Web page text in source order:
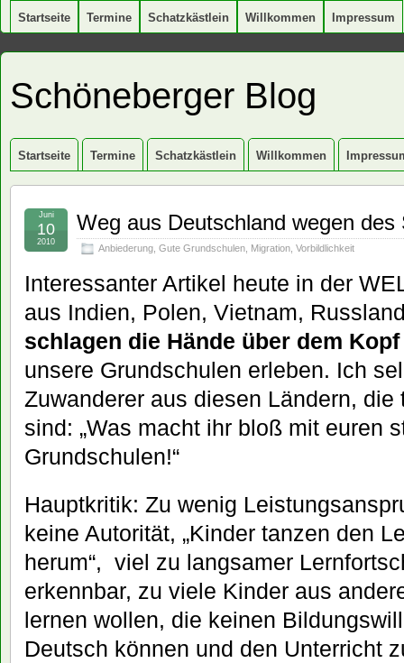
Startseite Termine Schatzkästlein Willkommen Impressum
Schöneberger Blog
Startseite Termine Schatzkästlein Willkommen
Weg aus Deutschland wegen des
Anbiederung Gute Grundschulen Migration Vorbildlichkeit
Juni
10
2010
Interessanter Artikel heute in der
aus Indien, Polen, Vietnam,
schlagen die Hände über dem
unsere Grundschulen erleben. Ich
Zuwanderer aus diesen Ländern,
sind: „Was macht ihr bloß mit euren
Grundschulen!“
Hauptkritik: Zu wenig
keine Autorität, „Kinder tanzen den
herum“, viel zu langsamer
erkennbar, zu viele Kinder aus
lernen wollen, die keinen
Deutsch können und den Unterricht